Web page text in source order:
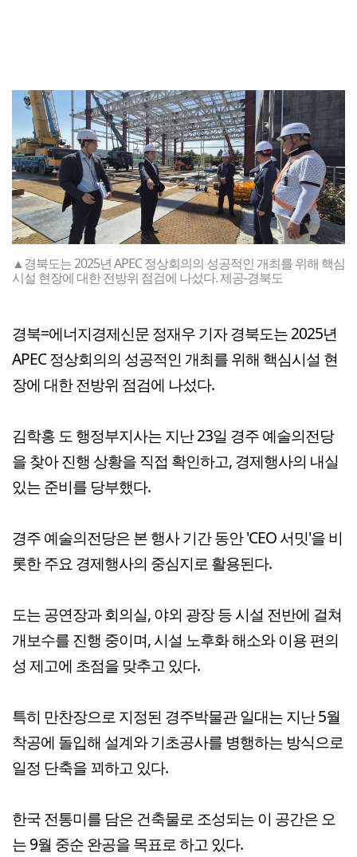
▲경북도는 2025년 APEC 정상회의의 성공적인 개최를 위해 핵심
시설 현장에 대한 전방위 점검에 나섰다. 제공-경북도
경북=에너지경제신문 정재우 기자 경북도는 2025년
APEC 정상회의의 성공적인 개최를 위해 핵심시설 현
장에 대한 전방위 점검에 나섰다.
김학홍 도 행정부지사는 지난 23일 경주 예술의전당
을 찾아 진행 상황을 직접 확인하고, 경제행사의 내실
있는 준비를 당부했다.
경주 예술의전당은 본 행사 기간 동안 'CEO 서밋'을 비
롯한 주요 경제행사의 중심지로 활용된다.
도는 공연장과 회의실, 야외 광장 등 시설 전반에 걸쳐
개보수를 진행 중이며, 시설 노후화 해소와 이용 편의
성 제고에 초점을 맞추고 있다.
특히 만찬장으로 지정된 경주박물관 일대는 지난 5월
착공에 돌입해 설계와 기초공사를 병행하는 방식으로
일정 단축을 꾀하고 있다.
한국 전통미를 담은 건축물로 조성되는 이 공간은 오
는 9월 중순 완공을 목표로 하고 있다.